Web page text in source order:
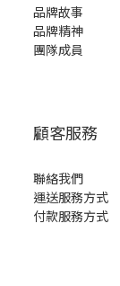
品牌故事
品牌精神
團隊成員
顧客服務
聯絡我們
運送服務方式
付款服務方式